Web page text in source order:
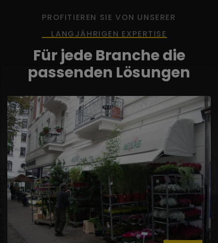
PROFITIEREN SIE VON UNSERER
LANGJÄHRIGEN EXPERTISE
Für jede Branche die
passenden Lösungen